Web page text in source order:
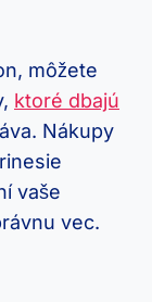
môžete
ktoré dbajú
Nákupy
vaše
vec.